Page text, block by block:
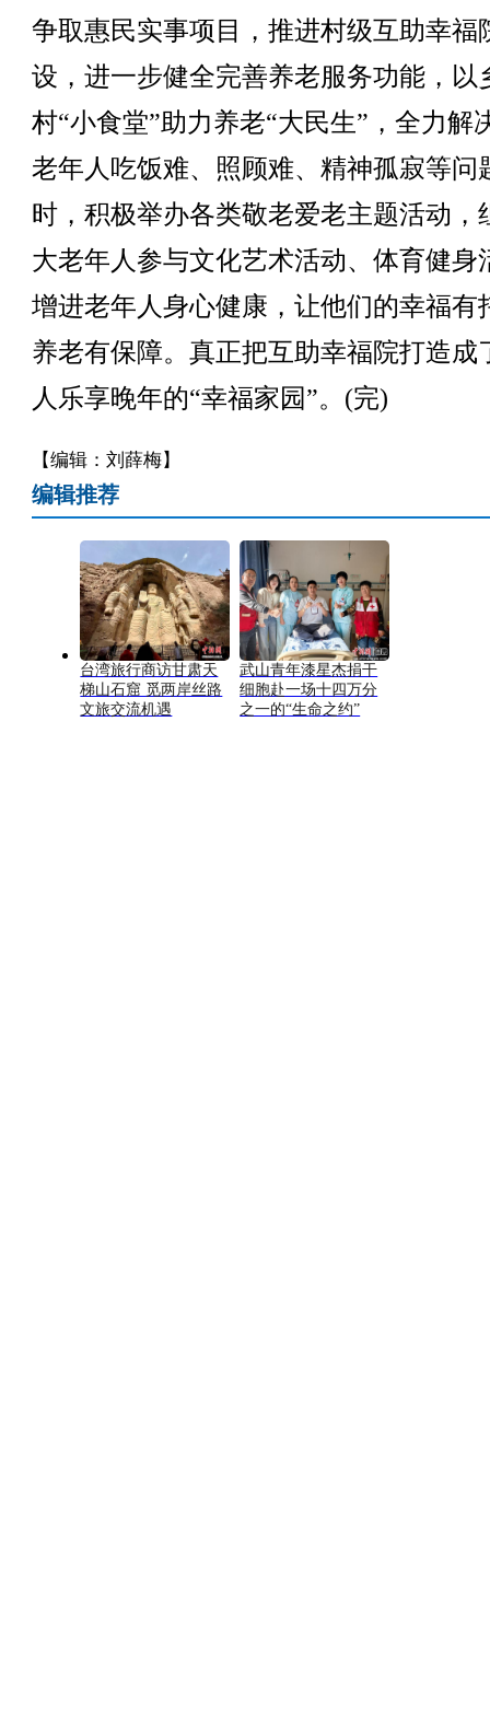
争取惠民实事项目，推进村级互助幸福
设，进一步健全完善养老服务功能，以
村“小食堂”助力养老“大民生”，全力解
老年人吃饭难、照顾难、精神孤寂等问
时，积极举办各类敬老爱老主题活动，
大老年人参与文化艺术活动、体育健身
增进老年人身心健康，让他们的幸福有
养老有保障。真正把互助幸福院打造成
人乐享晚年的“幸福家园”。(完)
【编辑：刘薛梅】
编辑推荐
台湾旅行商访甘肃天
梯山石窟 觅两岸丝路
文旅交流机遇
武山青年漆星杰捐干
细胞赴一场十四万分
之一的“生命之约”